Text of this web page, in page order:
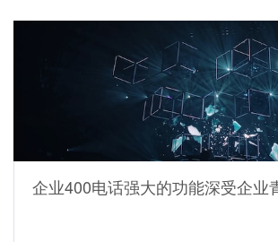
企业400电话强大的功能深受企业